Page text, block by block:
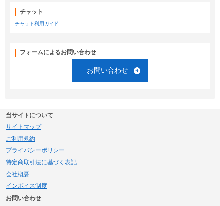
チャット
チャット利用ガイド
フォームによるお問い合わせ
お問い合わせ
当サイトについて
サイトマップ
ご利用規約
プライバシーポリシー
特定商取引法に基づく表記
会社概要
インボイス制度
お問い合わせ